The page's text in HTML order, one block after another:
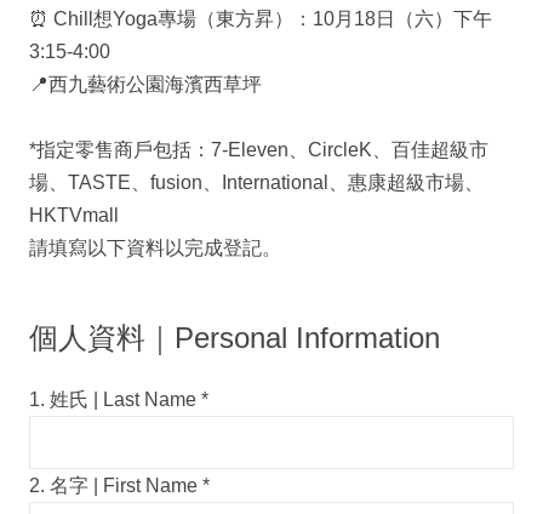
⏰ Chill想Yoga專場（東方昇）：10月18日（六）下午
3:15-4:00
📍西九藝術公園海濱西草坪
*指定零售商戶包括：7-Eleven、CircleK、百佳超級市
場、TASTE、fusion、International、惠康超級市場、
HKTVmall
請填寫以下資料以完成登記。
個人資料｜Personal Information
1. 姓氏 | Last Name *
2. 名字 | First Name *